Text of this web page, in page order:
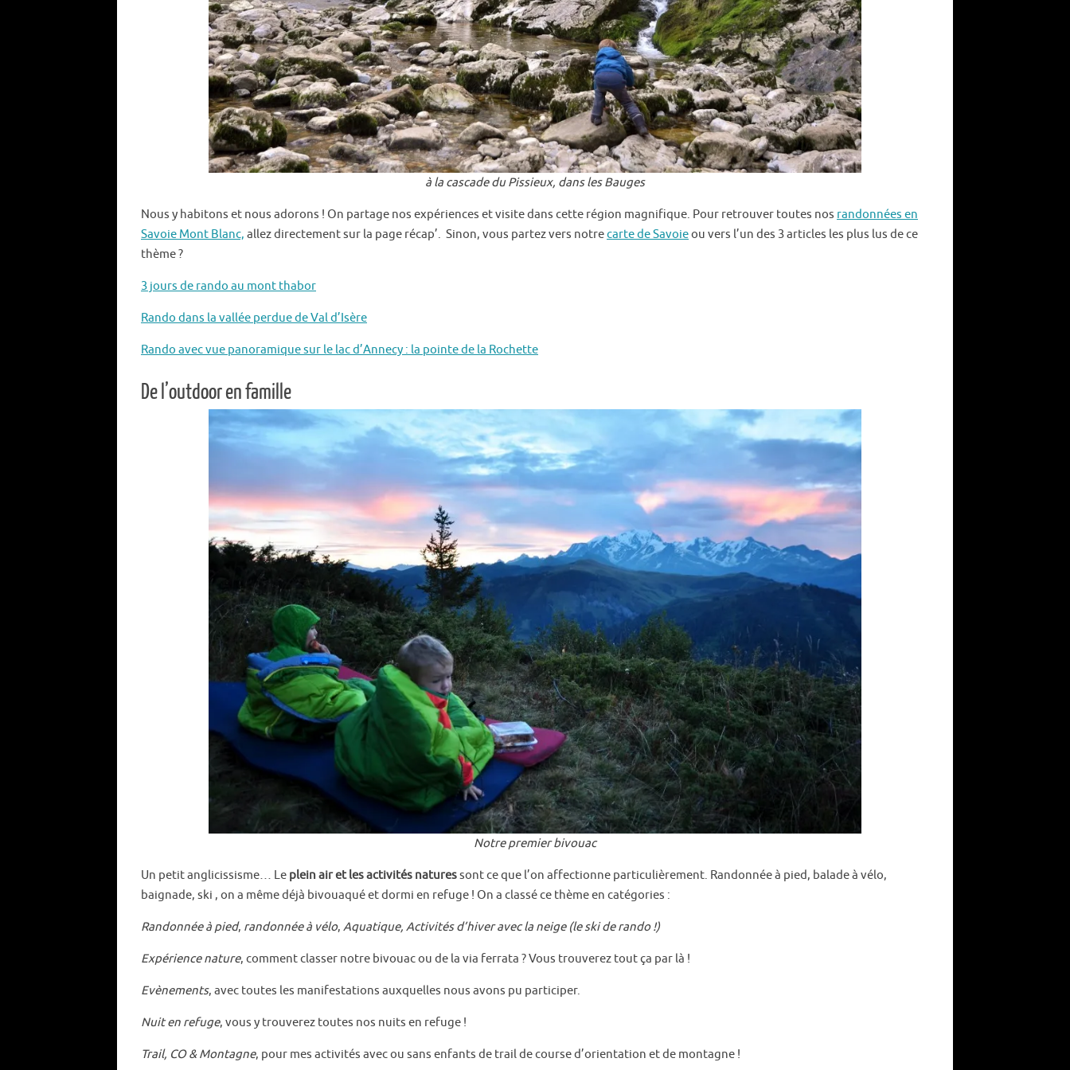
à la cascade du Pissieux, dans les Bauges
Nous y habitons et nous adorons ! On partage nos expériences et visite dans cette région magnifique. Pour retrouver toutes nos randonnées en
Savoie Mont Blanc, allez directement sur la page récap’. Sinon, vous partez vers notrecarte de Savoieou vers l’un des 3 articles les plus lus de ce
thème ?
3 jours de rando au mont thabor
Rando dans la vallée perdue de Val d’Isère
Rando avec vue panoramique sur le lac d’Annecy : la pointe de la Rochette
De l’outdoor en famille
Notre premier bivouac
Un petit anglicissisme… Le plein air et les activités naturessont ce que l’on affectionne particulièrement. Randonnée à pied, balade à vélo,
baignade, ski , on a même déjà bivouaqué et dormi en refuge ! On a classé ce thème en catégories :
Randonnée à pied, randonnée à vélo, Aquatique, Activités d’hiver avec la neige (le ski de rando !)
Expérience nature, comment classer notre bivouac ou de la via ferrata ? Vous trouverez tout ça par là !
Evènements, avec toutes les manifestations auxquelles nous avons pu participer.
Nuit en refuge, vous y trouverez toutes nos nuits en refuge !
Trail, CO & Montagne, pour mes activités avec ou sans enfants de trail de course d’orientation et de montagne !